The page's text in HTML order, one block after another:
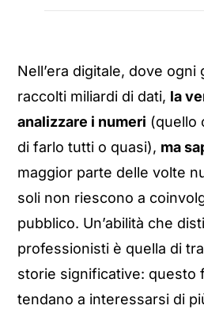
Nell’era digitale, dove
raccolti miliardi di dati, la
analizzare i numeri (quello
di farlo tutti o quasi), ma
maggior parte delle volte
soli non riescono a
pubblico. Un’abilità che
professionisti è quella di
storie significative: questo
tendano a interessarsi di